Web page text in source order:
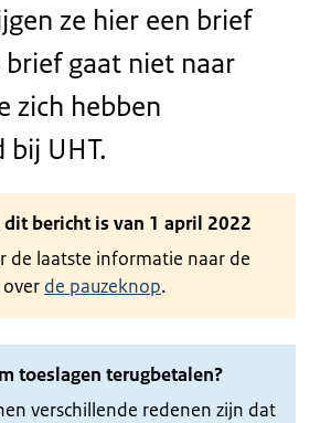
ze hier een brief
brief gaat niet naar
zich hebben
bij UHT.
dit bericht is van 1 april 2022
de laatste informatie naar de
de pauzeknop.
toeslagen terugbetalen?
verschillende redenen zijn dat